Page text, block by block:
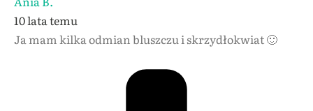
10 lata temu
Ja mam kilka odmian bluszczu i skrzydłokwiat 🙂